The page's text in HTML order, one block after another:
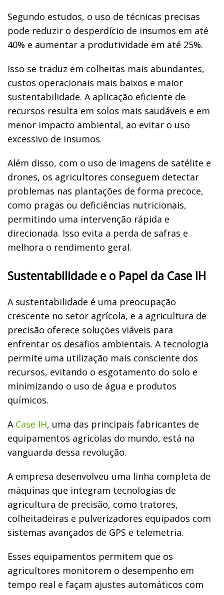
Segundo estudos, o uso de técnicas precisas
pode reduzir o desperdício de insumos em até
40% e aumentar a produtividade em até 25%.
Isso se traduz em colheitas mais abundantes,
custos operacionais mais baixos e maior
sustentabilidade. A aplicação eficiente de
recursos resulta em solos mais saudáveis e em
menor impacto ambiental, ao evitar o uso
excessivo de insumos.
Além disso, com o uso de imagens de satélite e
drones, os agricultores conseguem detectar
problemas nas plantações de forma precoce,
como pragas ou deficiências nutricionais,
permitindo uma intervenção rápida e
direcionada. Isso evita a perda de safras e
melhora o rendimento geral.
Sustentabilidade e o Papel da Case IH
A sustentabilidade é uma preocupação
crescente no setor agrícola, e a agricultura de
precisão oferece soluções viáveis para
enfrentar os desafios ambientais. A tecnologia
permite uma utilização mais consciente dos
recursos, evitando o esgotamento do solo e
minimizando o uso de água e produtos
químicos.
A Case IH, uma das principais fabricantes de
equipamentos agrícolas do mundo, está na
vanguarda dessa revolução.
A empresa desenvolveu uma linha completa de
máquinas que integram tecnologias de
agricultura de precisão, como tratores,
colheitadeiras e pulverizadores equipados com
sistemas avançados de GPS e telemetria.
Esses equipamentos permitem que os
agricultores monitorem o desempenho em
tempo real e façam ajustes automáticos com